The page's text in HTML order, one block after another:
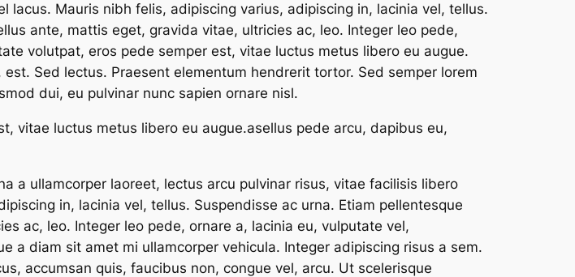
Mauris nibh felis, adipiscing varius, adipiscing in, lacinia vel, tellus.
ante, mattis eget, gravida vitae, ultricies ac, leo. Integer leo pede,
volutpat, eros pede semper est, vitae luctus metus libero eu augue.
Sed lectus. Praesent elementum hendrerit tortor. Sed semper lorem
dui, eu pulvinar nunc sapien ornare nisl.
vitae luctus metus libero eu augue.asellus pede arcu, dapibus eu,
a ullamcorper laoreet, lectus arcu pulvinar risus, vitae facilisis libero
in, lacinia vel, tellus. Suspendisse ac urna. Etiam pellentesque
ac, leo. Integer leo pede, ornare a, lacinia eu, vulputate vel,
a diam sit amet mi ullamcorper vehicula. Integer adipiscing risus a sem.
accumsan quis, faucibus non, congue vel, arcu. Ut scelerisque